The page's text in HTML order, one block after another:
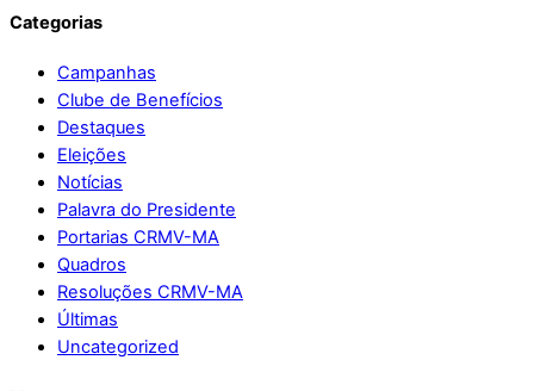
Categorias
Campanhas
Clube de Benefícios
Destaques
Eleições
Notícias
Palavra do Presidente
Portarias CRMV-MA
Quadros
Resoluções CRMV-MA
Últimas
Uncategorized